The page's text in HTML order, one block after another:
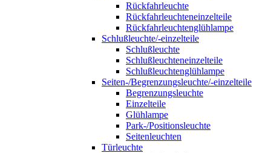
Rückfahrleuchte
Rückfahrleuchteneinzelteile
Rückfahrleuchtenglühlampe
Schlußleuchte/-einzelteile
Schlußleuchte
Schlußleuchteneinzelteile
Schlußleuchtenglühlampe
Seiten-/Begrenzungsleuchte/-einzelteile
Begrenzungsleuchte
Einzelteile
Glühlampe
Park-/Positionsleuchte
Seitenleuchten
Türleuchte